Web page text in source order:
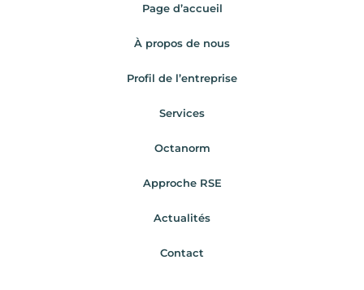
Page d’accueil
À propos de nous
Profil de l’entreprise
Services
Octanorm
Approche RSE
Actualités
Contact